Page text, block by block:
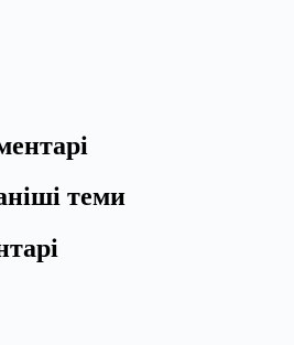
теми